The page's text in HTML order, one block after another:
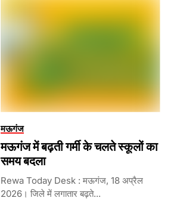
मऊगंज
मऊगंज में बढ़ती गर्मी के चलते स्कूलों का
समय बदला
Rewa Today Desk : मऊगंज, 18 अप्रैल
2026। जिले में लगातार बढ़ते...